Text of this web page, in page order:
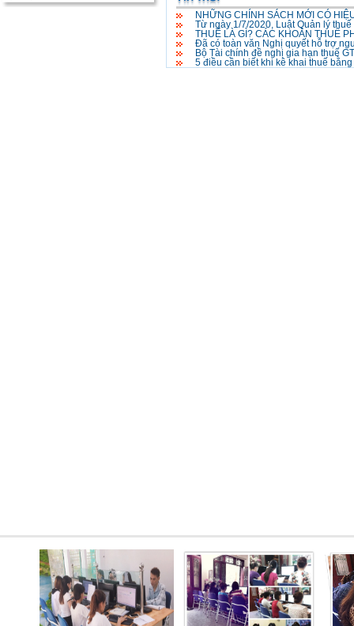
NHỮNG CHÍNH SÁCH MỚI CÓ
Từ ngày 1/7/2020, Luật Quản lý
THUẾ LÀ GÌ? CÁC KHOẢN THUẾ
Đã có toàn văn Nghị quyết hỗ trợ
Bộ Tài chính đề nghị gia hạn thuế
5 điều cần biết khi kê khai thuế